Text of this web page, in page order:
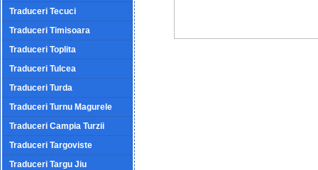
Traduceri Tecuci
Traduceri Timisoara
Traduceri Toplita
Traduceri Tulcea
Traduceri Turda
Traduceri Turnu Magurele
Traduceri Campia Turzii
Traduceri Targoviste
Traduceri Targu Jiu